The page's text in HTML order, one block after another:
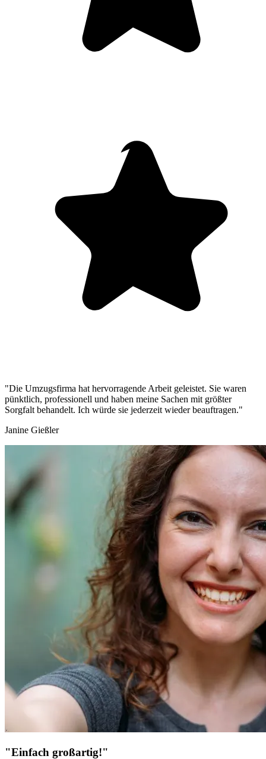
"Die Umzugsfirma hat hervorragende Arbeit geleistet. Sie waren
pünktlich, professionell und haben meine Sachen mit größter
Sorgfalt behandelt. Ich würde sie jederzeit wieder beauftragen."
Janine Gießler
"Einfach großartig!"